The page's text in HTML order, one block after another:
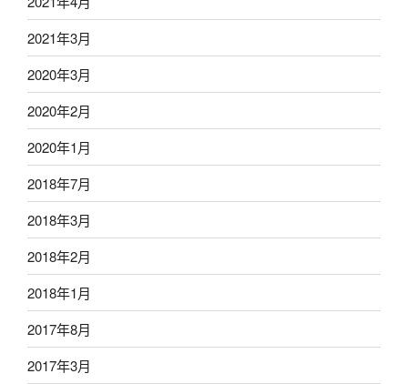
2021年3月
2020年3月
2020年2月
2020年1月
2018年7月
2018年3月
2018年2月
2018年1月
2017年8月
2017年3月